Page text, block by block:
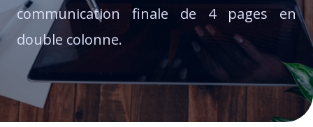
communication finale de 4 pages en
double colonne.